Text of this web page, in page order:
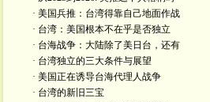
· 美国兵推：台湾得靠自己地面作战
· 台湾：美国根本不在乎是否独立
· 台海战争：大陆除了美日台，还有
· 台湾独立的三大条件与展望
· 美国正在诱导台海代理人战争
· 台湾的新旧三宝